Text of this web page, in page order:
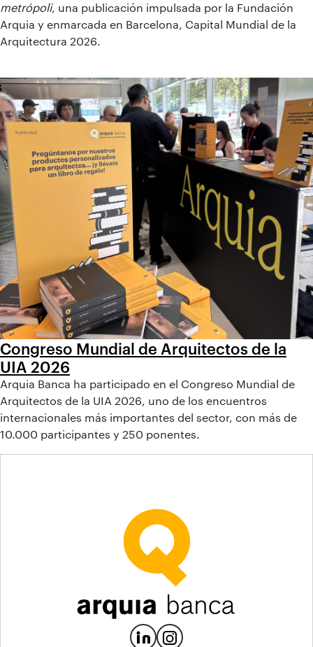
metrópoli, una publicación impulsada por la Fundación
Arquia y enmarcada en Barcelona, Capital Mundial de la
Arquitectura 2026.
Congreso Mundial de Arquitectos de la
UIA 2026
Arquia Banca ha participado en el Congreso Mundial de
Arquitectos de la UIA 2026, uno de los encuentros
internacionales más importantes del sector, con más de
10.000 participantes y 250 ponentes.